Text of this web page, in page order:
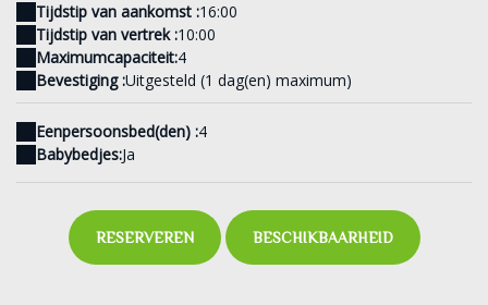
Tijdstip van aankomst :16:00
Tijdstip van vertrek :10:00
Maximumcapaciteit:4
Bevestiging :Uitgesteld (1 dag(en) maximum)
Eenpersoonsbed(den) :4
Babybedjes:Ja
RESERVEREN BESCHIKBAARHEID